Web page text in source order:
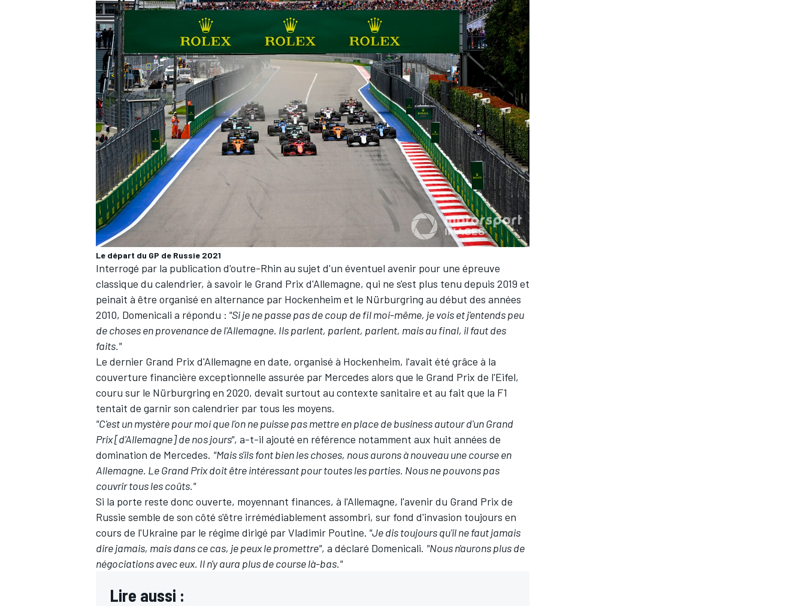
AUTRES CHAMPIONNATS
Le départ du GP de Russie 2021
Interrogé par la publication d'outre-Rhin au sujet d'un éventuel avenir pour une épreuve
classique du calendrier, à savoir le Grand Prix d'Allemagne, qui ne s'est plus tenu depuis 2019 et
peinait à être organisé en alternance par Hockenheim et le Nürburgring au début des années
2010, Domenicali a répondu : "Si je ne passe pas de coup de fil moi-même, je vois et j'entends peu
de choses en provenance de l'Allemagne. Ils parlent, parlent, parlent, mais au final, il faut des
faits."
Le dernier Grand Prix d'Allemagne en date, organisé à Hockenheim, l'avait été grâce à la
couverture financière exceptionnelle assurée par Mercedes alors que le Grand Prix de l'Eifel,
couru sur le Nürburgring en 2020, devait surtout au contexte sanitaire et au fait que la F1
tentait de garnir son calendrier par tous les moyens.
"C'est un mystère pour moi que l'on ne puisse pas mettre en place de business autour d'un Grand
Prix [d'Allemagne] de nos jours", a-t-il ajouté en référence notamment aux huit années de
domination de Mercedes. "Mais s'ils font bien les choses, nous aurons à nouveau une course en
Allemagne. Le Grand Prix doit être intéressant pour toutes les parties. Nous ne pouvons pas
couvrir tous les coûts."
Si la porte reste donc ouverte, moyennant finances, à l'Allemagne, l'avenir du Grand Prix de
Russie semble de son côté s'être irrémédiablement assombri, sur fond d'invasion toujours en
cours de l'Ukraine par le régime dirigé par Vladimir Poutine. "Je dis toujours qu'il ne faut jamais
dire jamais, mais dans ce cas, je peux le promettre", a déclaré Domenicali. "Nous n'aurons plus de
négociations avec eux. Il n'y aura plus de course là-bas."
Lire aussi :